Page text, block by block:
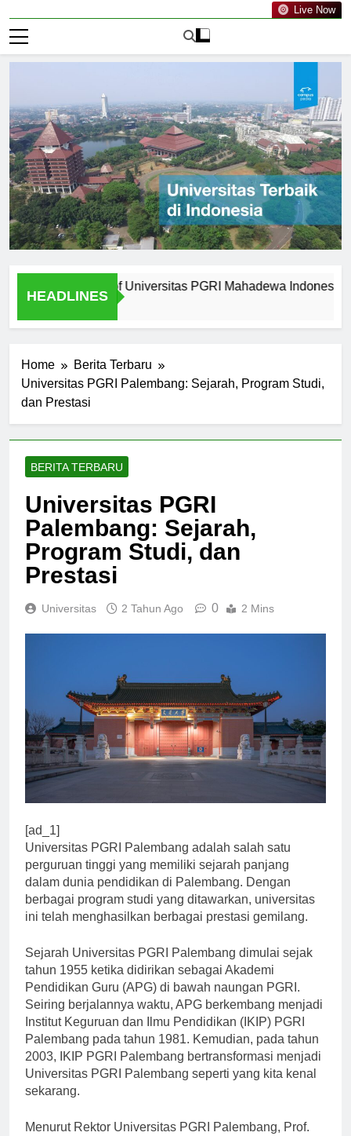
Live Now
HEADLINES
Graduates of Universitas PGRI Mahadewa Indonesia
Home
Berita Terbaru
Universitas PGRI Palembang: Sejarah, Program Studi,
dan Prestasi
BERITA TERBARU
Universitas PGRI
Palembang: Sejarah,
Program Studi, dan
Prestasi
Universitas 2 Tahun Ago 0 2 Mins
[ad_1]
Universitas PGRI Palembang adalah salah satu
perguruan tinggi yang memiliki sejarah panjang
dalam dunia pendidikan di Palembang. Dengan
berbagai program studi yang ditawarkan, universitas
ini telah menghasilkan berbagai prestasi gemilang.
Sejarah Universitas PGRI Palembang dimulai sejak
tahun 1955 ketika didirikan sebagai Akademi
Pendidikan Guru (APG) di bawah naungan PGRI.
Seiring berjalannya waktu, APG berkembang menjadi
Institut Keguruan dan Ilmu Pendidikan (IKIP) PGRI
Palembang pada tahun 1981. Kemudian, pada tahun
2003, IKIP PGRI Palembang bertransformasi menjadi
Universitas PGRI Palembang seperti yang kita kenal
sekarang.
Menurut Rektor Universitas PGRI Palembang, Prof.